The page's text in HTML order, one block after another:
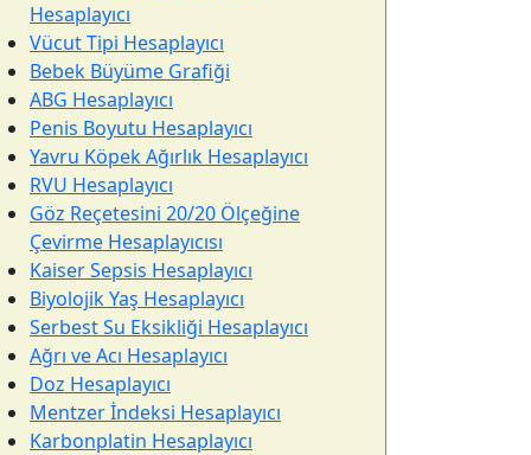
Hesaplayıcı
Vücut Tipi Hesaplayıcı
Bebek Büyüme Grafiği
ABG Hesaplayıcı
Penis Boyutu Hesaplayıcı
Yavru Köpek Ağırlık Hesaplayıcı
RVU Hesaplayıcı
Göz Reçetesini 20/20 Ölçeğine
Çevirme Hesaplayıcısı
Kaiser Sepsis Hesaplayıcı
Biyolojik Yaş Hesaplayıcı
Serbest Su Eksikliği Hesaplayıcı
Ağrı ve Acı Hesaplayıcı
Doz Hesaplayıcı
Mentzer İndeksi Hesaplayıcı
Karbonplatin Hesaplayıcı